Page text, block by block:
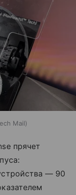
Mail
прячет
— 90